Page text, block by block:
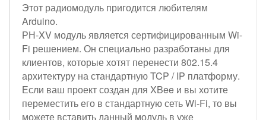
Этот радиомодуль пригодится любителям
Arduino.
РН-XV модуль является сертифицированным Wi-
Fi решением. Он специально разработаны для
клиентов, которые хотят перенести 802.15.4
архитектуру на стандартную TCP / IP платформу.
Если ваш проект создан для XBee и вы хотите
переместить его в стандартную сеть Wi-Fi, то вы
можете вставить данный модуль в уже